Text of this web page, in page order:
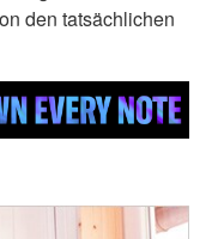
den tatsächlichen